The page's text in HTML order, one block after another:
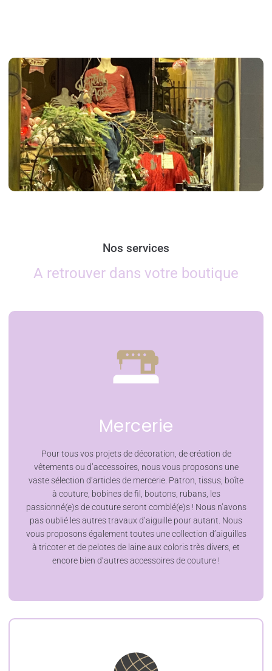
Nos services
A retrouver dans votre boutique
Mercerie
Pour tous vos projets de décoration, de création de
vêtements ou d’accessoires, nous vous proposons une
vaste sélection d’articles de mercerie. Patron, tissus, boîte
à couture, bobines de fil, boutons, rubans, les
passionné(e)s de couture seront comblé(e)s ! Nous n’avons
pas oublié les autres travaux d’aiguille pour autant. Nous
vous proposons également toutes une collection d’aiguilles
à tricoter et de pelotes de laine aux coloris très divers, et
encore bien d’autres accessoires de couture !